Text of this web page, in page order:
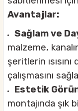
Avantajlar:
Sağlam ve
malzeme,
şeritlerin
çalışmasını
Estetik
montajında şık